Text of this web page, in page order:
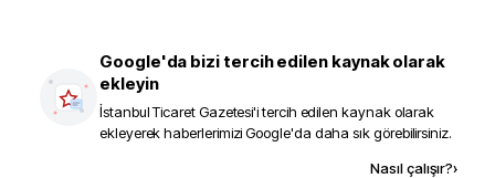
Google'da bizi tercih edilen kaynak olarak
ekleyin
İstanbul Ticaret Gazetesi'i tercih edilen kaynak olarak
ekleyerek haberlerimizi Google'da daha sık görebilirsiniz.
Nasıl çalışır?›